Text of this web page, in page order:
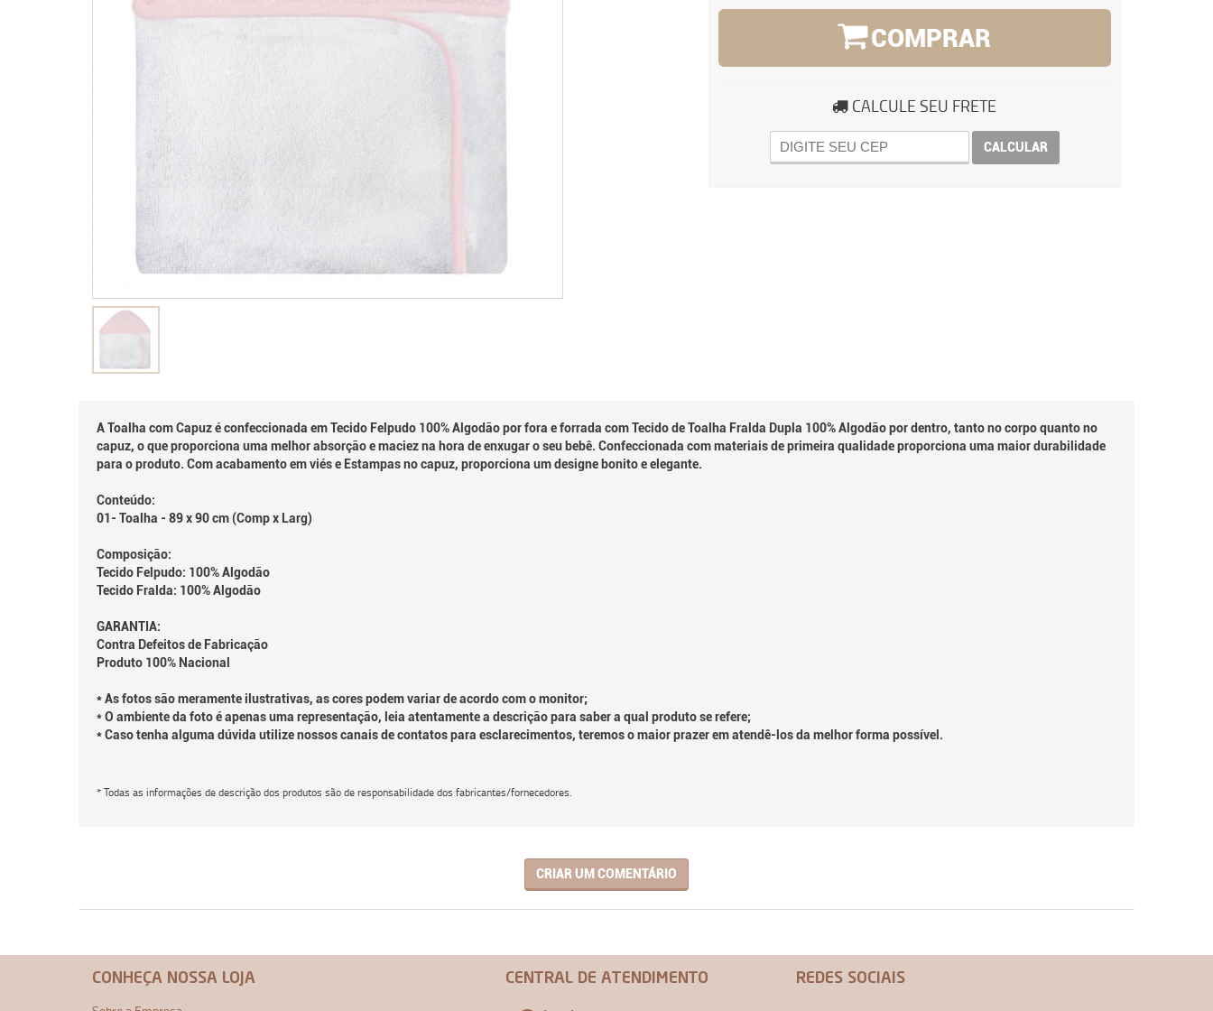
COMPRAR
CALCULE SEU FRETE
CALCULAR
A Toalha com Capuz é confeccionada em Tecido Felpudo 100% Algodão por fora e forrada com Tecido de Toalha Fralda Dupla 100% Algodão por dentro, tanto no corpo quanto no
capuz, o que proporciona uma melhor absorção e maciez na hora de enxugar o seu bebê. Confeccionada com materiais de primeira qualidade proporciona uma maior durabilidade
para o produto. Com acabamento em viés e Estampas no capuz, proporciona um designe bonito e elegante.
Conteúdo:
01- Toalha - 89 x 90 cm (Comp x Larg)
Composição:
Tecido Felpudo: 100% Algodão
Tecido Fralda: 100% Algodão
GARANTIA:
Contra Defeitos de Fabricação
Produto 100% Nacional
* As fotos são meramente ilustrativas, as cores podem variar de acordo com o monitor;
* O ambiente da foto é apenas uma representação, leia atentamente a descrição para saber a qual produto se refere;
* Caso tenha alguma dúvida utilize nossos canais de contatos para esclarecimentos, teremos o maior prazer em atendê-los da melhor forma possível.
* Todas as informações de descrição dos produtos são de responsabilidade dos fabricantes/fornecedores.
CRIAR UM COMENTÁRIO
CONHEÇA NOSSA LOJA CENTRAL DE ATENDIMENTO REDES SOCIAIS